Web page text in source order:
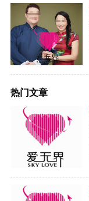
热门文章